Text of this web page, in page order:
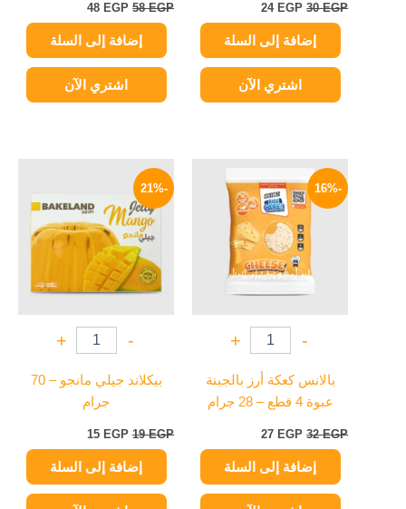
30EGP
24 EGP
إضافة إلى السلة
اشتري الآن
58EGP
48 EGP
إضافة إلى السلة
اشتري الآن
-16%
-
+
بالانس كعكة أرز بالجبنة
عبوة 4 قطع – 28 جرام
32EGP
الأصلي
هو:
32 EGP.
27 EGP
الحالي
هو:
27 EGP.
إضافة إلى السلة
-21%
-
+
بيكلاند جيلي مانجو – 70
جرام
19EGP
19 EGP.
15 EGP
15 EGP.
إضافة إلى السلة